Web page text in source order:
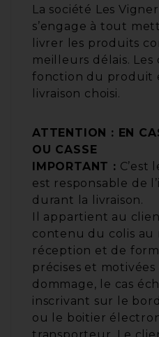
La société Les
s’engage à tout
livrer les produits
meilleurs délais. Les
fonction du produit
livraison choisi.
ATTENTION : EN
OU CASSE
IMPORTANT : C’est
est responsable de
durant la livraison.
Il appartient au
contenu du colis au
réception et de
précises et
dommage, le cas
inscrivant sur le
ou le boitier
transporteur. Le